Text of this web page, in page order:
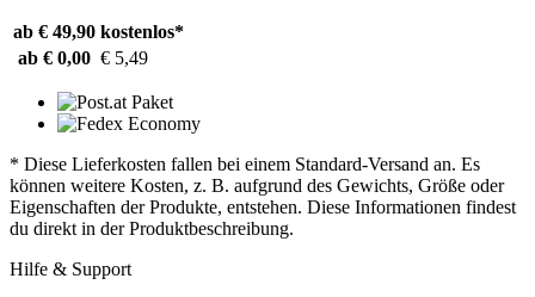
ab € 49,90 kostenlos*
ab € 0,00 € 5,49
* Diese Lieferkosten fallen bei einem Standard-Versand an. Es
können weitere Kosten, z. B. aufgrund des Gewichts, Größe oder
Eigenschaften der Produkte, entstehen. Diese Informationen findest
du direkt in der Produktbeschreibung.
Hilfe & Support